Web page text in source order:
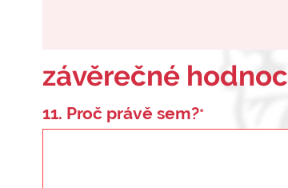
závěrečné
11. Proč právě sem?*